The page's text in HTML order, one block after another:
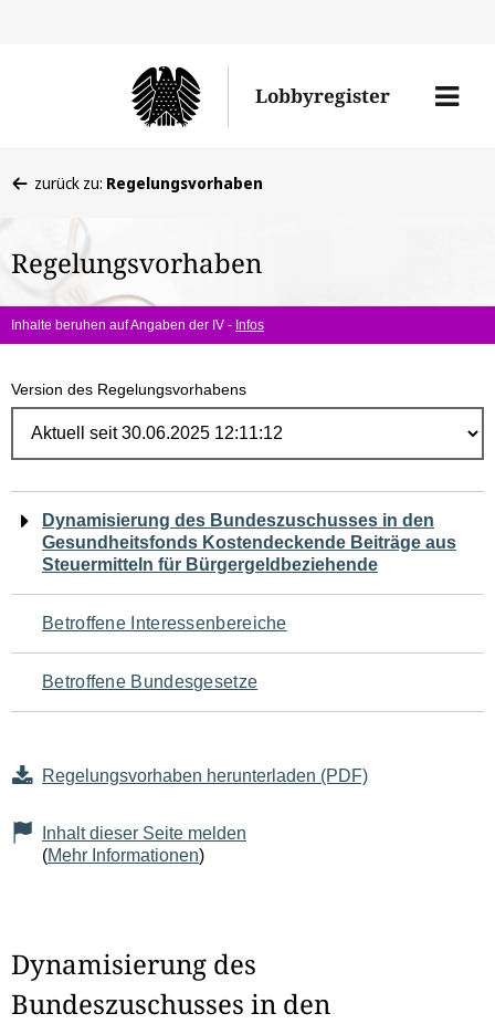
Lobbyregister
Menü
befinden
hier:
zurück zu: Regelungsvorhaben
Regelungsvorhaben
Inhalte beruhen auf Angaben der IV - Infos
Version des Regelungsvorhabens
Navigation
für
den
Seiteninhalt
Dynamisierung des Bundeszuschusses in den
Gesundheitsfonds Kostendeckende Beiträge aus
Steuermitteln für Bürgergeldbeziehende
Betroffene Interessenbereiche
Betroffene Bundesgesetze
Regelungsvorhaben herunterladen (PDF)
Inhalt dieser Seite melden
(Mehr Informationen)
Dynamisierung des
Bundeszuschusses in den